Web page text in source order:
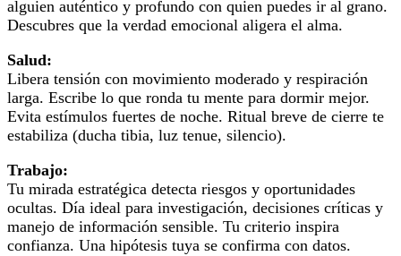
alguien auténtico y profundo con quien puedes ir al grano.
Descubres que la verdad emocional aligera el alma.
Salud:
Libera tensión con movimiento moderado y respiración
larga. Escribe lo que ronda tu mente para dormir mejor.
Evita estímulos fuertes de noche. Ritual breve de cierre te
estabiliza (ducha tibia, luz tenue, silencio).
Trabajo:
Tu mirada estratégica detecta riesgos y oportunidades
ocultas. Día ideal para investigación, decisiones críticas y
manejo de información sensible. Tu criterio inspira
confianza. Una hipótesis tuya se confirma con datos.